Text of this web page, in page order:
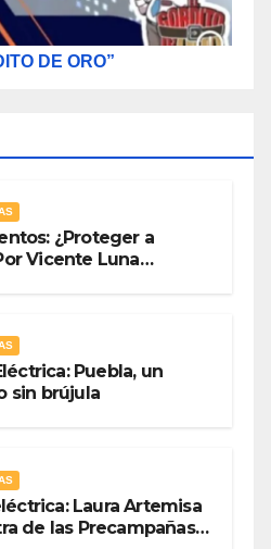
DE ORO”
¿Proteger a
Vicente Luna
Puebla, un
sin brújula
Laura Artemisa
de las Precampañas